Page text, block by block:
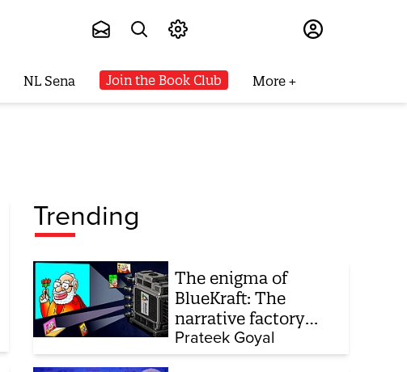
NL Sena Join the Book Club More
Trending
The enigma of
BlueKraft: The
narrative factory
behind Brand Modi
Prateek Goyal